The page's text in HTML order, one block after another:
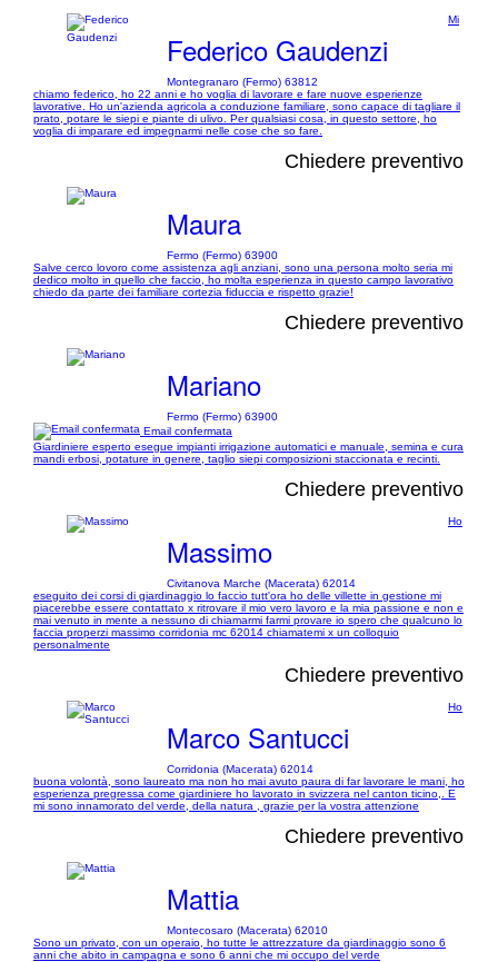
Federico Gaudenzi
Montegranaro (Fermo) 63812
Mi
chiamo federico, ho 22 anni e ho voglia di lavorare e fare nuove esperienze
lavorative. Ho un'azienda agricola a conduzione familiare, sono capace di tagliare il
prato, potare le siepi e piante di ulivo. Per qualsiasi cosa, in questo settore, ho
voglia di imparare ed impegnarmi nelle cose che so fare.
Chiedere preventivo
Maura
Fermo (Fermo) 63900
Salve cerco lovoro come assistenza agli anziani, sono una persona molto seria mi
dedico molto in quello che faccio, ho molta esperienza in questo campo lavorativo
chiedo da parte dei familiare cortezia fiduccia e rispetto grazie!
Chiedere preventivo
Mariano
Fermo (Fermo) 63900
Email confermata
Giardiniere esperto esegue impianti irrigazione automatici e manuale, semina e cura
mandi erbosi, potature in genere, taglio siepi composizioni staccionata e recinti.
Chiedere preventivo
Massimo
Civitanova Marche (Macerata) 62014
Ho
eseguito dei corsi di giardinaggio lo faccio tutt'ora ho delle villette in gestione mi
piacerebbe essere contattato x ritrovare il mio vero lavoro e la mia passione e non e
mai venuto in mente a nessuno di chiamarmi farmi provare io spero che qualcuno lo
faccia properzi massimo corridonia mc 62014 chiamatemi x un colloquio
personalmente
Chiedere preventivo
Marco Santucci
Corridonia (Macerata) 62014
Ho
buona volontà, sono laureato ma non ho mai avuto paura di far lavorare le mani, ho
esperienza pregressa come giardiniere ho lavorato in svizzera nel canton ticino,. E
mi sono innamorato del verde, della natura , grazie per la vostra attenzione
Chiedere preventivo
Mattia
Montecosaro (Macerata) 62010
Sono un privato, con un operaio, ho tutte le attrezzature da giardinaggio sono 6
anni che abito in campagna e sono 6 anni che mi occupo del verde